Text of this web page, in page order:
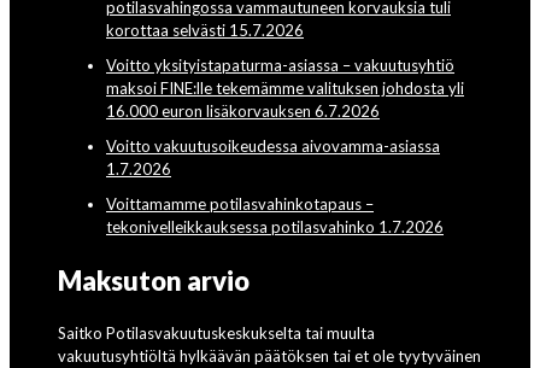
potilasvahingossa vammautuneen korvauksia tuli
korottaa selvästi 15.7.2026
Voitto yksityistapaturma-asiassa – vakuutusyhtiö
maksoi FINE:lle tekemämme valituksen johdosta yli
16.000 euron lisäkorvauksen 6.7.2026
Voitto vakuutusoikeudessa aivovamma-asiassa
1.7.2026
Voittamamme potilasvahinkotapaus –
tekonivelleikkauksessa potilasvahinko 1.7.2026
Maksuton arvio
Saitko Potilasvakuutuskeskukselta tai muulta
vakuutusyhtiöltä hylkäävän päätöksen tai et ole tyytyväinen